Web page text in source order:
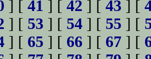
] [ 41 ] [ 42 ] [ 43 ] [
] [ 53 ] [ 54 ] [ 55 ] [
] [ 65 ] [ 66 ] [ 67 ] [